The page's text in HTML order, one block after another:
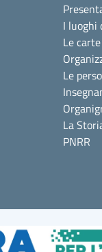
I luoghi
Le
Le
La
PNRR